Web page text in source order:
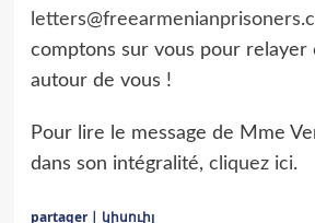
comptons sur vous pour
autour de vous !
Pour lire le message de Mme
dans son intégralité, cliquez ici.
partager | կիսուիլ